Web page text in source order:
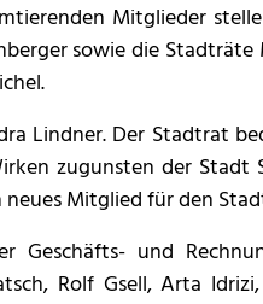
Mitglieder
sowie die Stadträte
Lindner. Der Stadtrat
zugunsten der Stadt
Mitglied für den
und
Rolf Gsell, Arta